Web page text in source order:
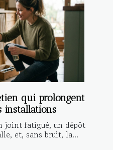
qui prolongent
installations
joint fatigué, un dépôt
et, sans bruit, la...